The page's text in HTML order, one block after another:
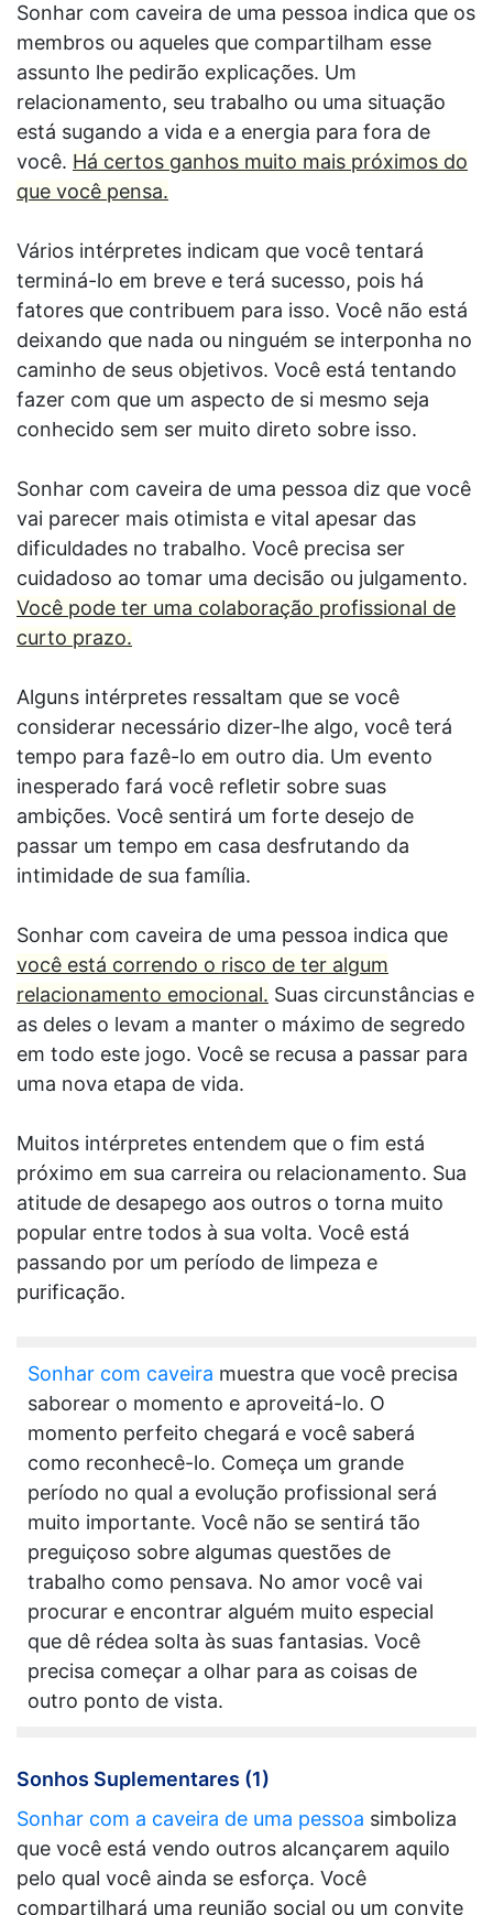
Sonhar com caveira de uma pessoa indica que os
membros ou aqueles que compartilham esse
assunto lhe pedirão explicações. Um
relacionamento, seu trabalho ou uma situação
está sugando a vida e a energia para fora de
você. Há certos ganhos muito mais próximos do
que você pensa.
Vários intérpretes indicam que você tentará
terminá-lo em breve e terá sucesso, pois há
fatores que contribuem para isso. Você não está
deixando que nada ou ninguém se interponha no
caminho de seus objetivos. Você está tentando
fazer com que um aspecto de si mesmo seja
conhecido sem ser muito direto sobre isso.
Sonhar com caveira de uma pessoa diz que você
vai parecer mais otimista e vital apesar das
dificuldades no trabalho. Você precisa ser
cuidadoso ao tomar uma decisão ou julgamento.
Você pode ter uma colaboração profissional de
curto prazo.
Alguns intérpretes ressaltam que se você
considerar necessário dizer-lhe algo, você terá
tempo para fazê-lo em outro dia. Um evento
inesperado fará você refletir sobre suas
ambições. Você sentirá um forte desejo de
passar um tempo em casa desfrutando da
intimidade de sua família.
Sonhar com caveira de uma pessoa indica que
você está correndo o risco de ter algum
relacionamento emocional. Suas circunstâncias e
as deles o levam a manter o máximo de segredo
em todo este jogo. Você se recusa a passar para
uma nova etapa de vida.
Muitos intérpretes entendem que o fim está
próximo em sua carreira ou relacionamento. Sua
atitude de desapego aos outros o torna muito
popular entre todos à sua volta. Você está
passando por um período de limpeza e
purificação.
Sonhar com caveira muestra que você precisa
saborear o momento e aproveitá-lo. O
momento perfeito chegará e você saberá
como reconhecê-lo. Começa um grande
período no qual a evolução profissional será
muito importante. Você não se sentirá tão
preguiçoso sobre algumas questões de
trabalho como pensava. No amor você vai
procurar e encontrar alguém muito especial
que dê rédea solta às suas fantasias. Você
precisa começar a olhar para as coisas de
outro ponto de vista.
Sonhos Suplementares (1)
Sonhar com a caveira de uma pessoa simboliza
que você está vendo outros alcançarem aquilo
pelo qual você ainda se esforça. Você
compartilhará uma reunião social ou um convite